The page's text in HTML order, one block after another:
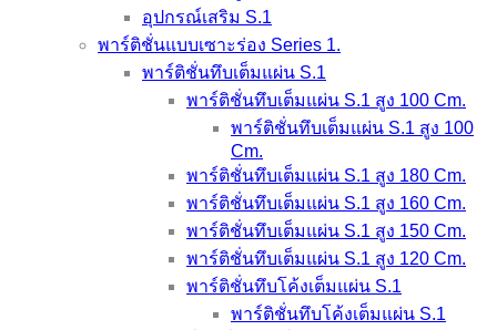
อุปกรณ์เสริม S.1
พาร์ติชั่นแบบเซาะร่อง Series 1.
พาร์ติชั่นทึบเต็มแผ่น S.1
พาร์ติชั่นทึบเต็มแผ่น S.1 สูง 100 Cm.
พาร์ติชั่นทึบเต็มแผ่น S.1 สูง 100
Cm.
พาร์ติชั่นทึบเต็มแผ่น S.1 สูง 180 Cm.
พาร์ติชั่นทึบเต็มแผ่น S.1 สูง 160 Cm.
พาร์ติชั่นทึบเต็มแผ่น S.1 สูง 150 Cm.
พาร์ติชั่นทึบเต็มแผ่น S.1 สูง 120 Cm.
พาร์ติชั่นทึบโค้งเต็มแผ่น S.1
พาร์ติชั่นทึบโค้งเต็มแผ่น S.1